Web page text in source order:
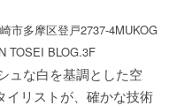
市多摩区登戸2737-4MUKOG
TOSEI BLOG.3F
ュな白を基調とした空
イリストが、確かな技術